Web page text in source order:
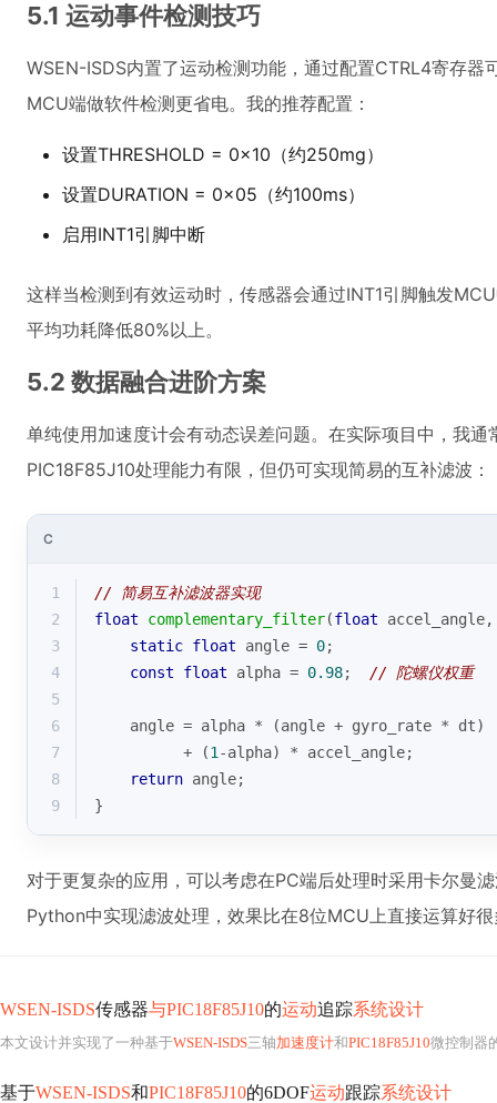
5.1 运动事件检测技巧
WSEN-ISDS内置了运动检测功能，通过配置CTRL4寄存器
MCU端做软件检测更省电。我的推荐配置：
设置THRESHOLD = 0x10（约250mg）
设置DURATION = 0x05（约100ms）
启用INT1引脚中断
这样当检测到有效运动时，传感器会通过INT1引脚触发
平均功耗降低80%以上。
5.2 数据融合进阶方案
单纯使用加速度计会有动态误差问题。在实际项目中，我
PIC18F85J10处理能力有限，但仍可实现简易的互补滤波：
C
1
// 简易互补滤波器实现
2
float complementary_filter(float
3
static float angle = 0;
4
const float alpha = 0.98; // 陀螺仪权重
5
6
    angle = alpha * (angle + gyro_rate * dt)
7
          + (
1 -alpha) * accel_angle;
8
return angle;
9
}
对于更复杂的应用，可以考虑在PC端后处理时采用卡尔曼
Python中实现滤波处理，效果比在8位MCU上直接运算好
WSEN-ISDS传感器与PIC18F85J10的运动追踪系统设计
本文设计并实现了一种基于WSEN-ISDS三轴加速度计和PIC18F85J10微控制器
基于WSEN-ISDS和PIC18F85J10的6DOF运动跟踪系统设计